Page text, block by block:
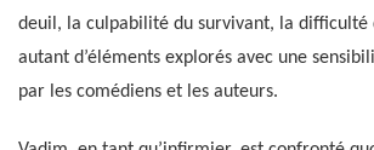
deuil, la culpabilité du survivant, la difficulté
autant d’éléments explorés avec une
par les comédiens et les auteurs.